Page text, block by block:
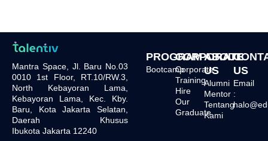
Mantra Space, Jl. Baru No.03
0010 1st Floor, RT.10/RW.3,
North Kebayoran Lama,
Kebayoran Lama, Kec. Kby.
Baru, Kota Jakarta Selatan,
Daerah Khusus
Ibukota Jakarta 12240
PROGRAM
Bootcamp
CORPORATE
Corporate
Training
Hire
Our
Graduate
ABOUT
US
Alumni
Mentor
Tentang
Kami
US
Email
: